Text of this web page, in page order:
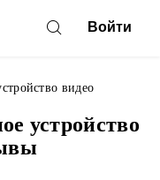
Войти
видео
устройство